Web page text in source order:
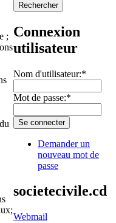
; Connexion
utilisateur
Nom d'utilisateur:*
Mot de passe:*
Demander un
nouveau mot de
passe
societecivile.cd
Webmail